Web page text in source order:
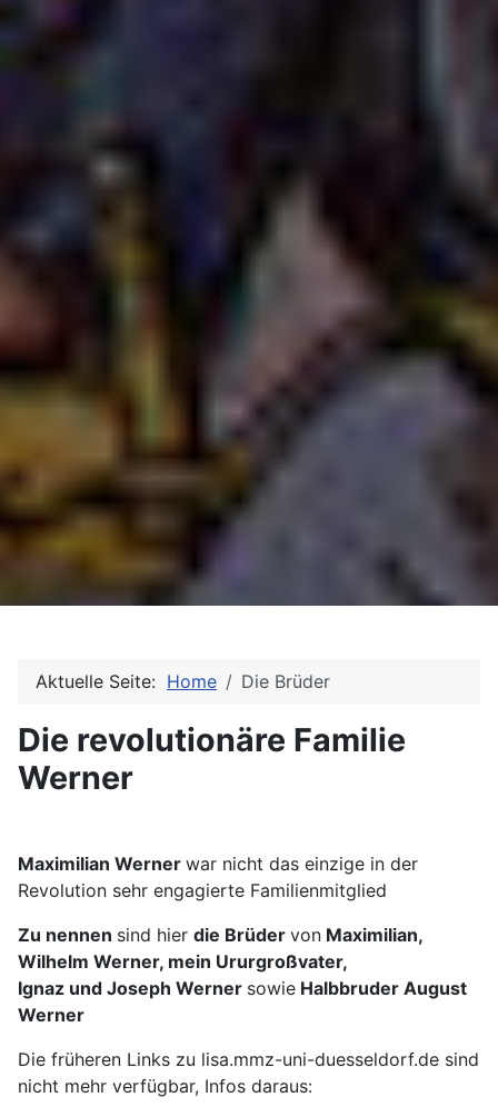
Aktuelle Seite: Home Die Brüder
Die revolutionäre Familie
Werner
Maximilian Werner war nicht das einzige in der
Revolution sehr engagierte Familienmitglied
Zu nennen sind hier die Brüder von Maximilian,
Wilhelm Werner, mein Ururgroßvater,
Ignaz und Joseph Werner sowie Halbbruder August
Werner
Die früheren Links zu lisa.mmz-uni-duesseldorf.de sind
nicht mehr verfügbar, Infos daraus: